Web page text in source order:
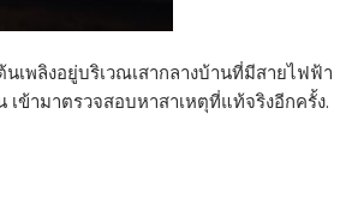
เพลิงอยู่บริเวณเสากลางบ้านที่มีสายไฟฟ้า
ข้ามาตรวจสอบหาสาเหตุที่แท้จริงอีกครั้ง.